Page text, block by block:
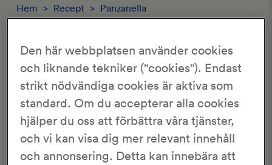
Hem > Recept > Panzanella
PANZANELLA
KronJäst
4 portioner
30 min
1 tim 30 min
3/5
570 Röster
Den här webbplatsen använder cookies
och liknande tekniker ("cookies"). Endast
strikt nödvändiga cookies är aktiva som
standard. Om du accepterar alla cookies
hjälper du oss att förbättra våra tjänster,
och vi kan visa dig mer relevant innehåll
och annonsering. Detta kan innebära att